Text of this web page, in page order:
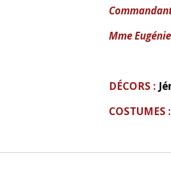
Mme Eugénie
DÉCORS :
COSTUMES :